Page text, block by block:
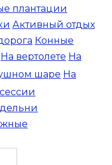
плантации
Активный отдых
Конные
На вертолете На
шаре На